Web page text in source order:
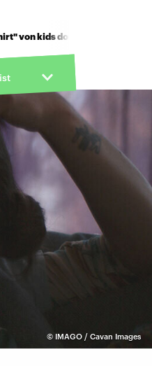
smoke · "Swim shirt" von
© IMAGO / Cavan Images